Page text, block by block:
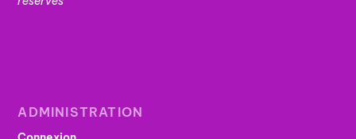
ADMINISTRATION